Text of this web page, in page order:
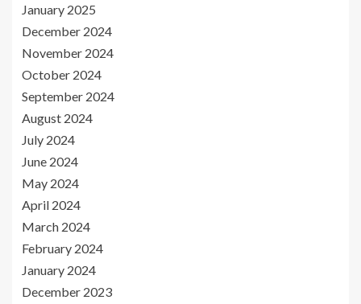
January 2025
December 2024
November 2024
October 2024
September 2024
August 2024
July 2024
June 2024
May 2024
April 2024
March 2024
February 2024
January 2024
December 2023